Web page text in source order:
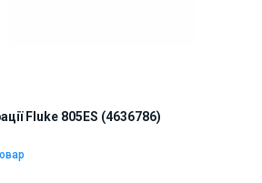
Fluke 805ES (4636786)